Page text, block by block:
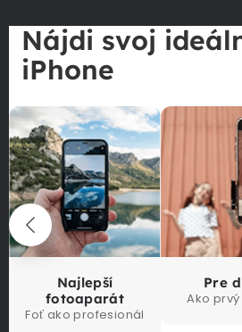
Nájdi svoj
iPhone
Najlepší
fotoaparát
Foť ako profesionál
Pre
Ako